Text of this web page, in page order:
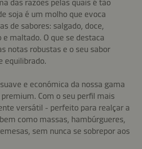
das razões pelas quais é tão
soja é um molho que evoca
de sabores: salgado, doce,
maltado. O que se destaca
notas robustas e o seu sabor
equilibrado.
e económica da nossa gama
Com o seu perfil mais
versátil - perfeito para realçar a
como massas, hambúrgueres,
sem nunca se sobrepor aos